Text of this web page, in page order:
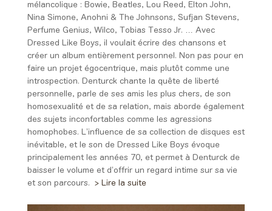
mélancolique : Bowie, Beatles, Lou Reed, Elton John,
Nina Simone, Anohni & The Johnsons, Sufjan Stevens,
Perfume Genius, Wilco, Tobias Tesso Jr. …
Avec
Dressed Like Boys, il voulait écrire des chansons et
créer un album entièrement personnel. Non pas pour en
faire un projet égocentrique, mais plutôt comme une
introspection. Denturck chante la quête de liberté
personnelle, parle de ses amis les plus chers, de son
homosexualité et de sa relation, mais aborde également
des sujets inconfortables comme les agressions
homophobes. L’influence de sa collection de disques est
inévitable, et le son de Dressed Like Boys évoque
principalement les années 70, et permet à Denturck de
baisser le volume et d’offrir un regard intime sur sa vie
et son parcours.
> Lire la suite